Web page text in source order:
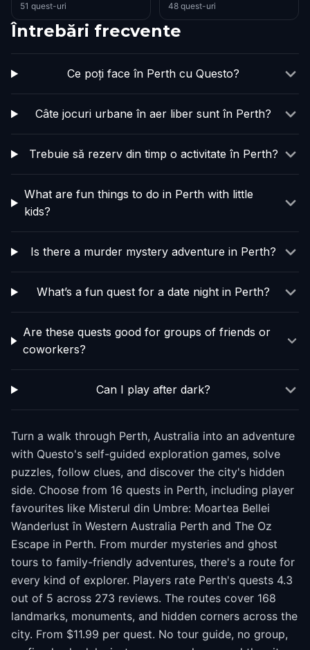
51 quest-uri 48 quest-uri
Întrebări frecvente
Ce poți face în Perth cu Questo?
Câte jocuri urbane în aer liber sunt în Perth?
Trebuie să rezerv din timp o activitate în Perth?
What are fun things to do in Perth with little
kids?
Is there a murder mystery adventure in Perth?
What’s a fun quest for a date night in Perth?
Are these quests good for groups of friends or
coworkers?
Can I play after dark?
Turn a walk through Perth, Australia into an adventure
with Questo's self-guided exploration games, solve
puzzles, follow clues, and discover the city's hidden
side. Choose from 16 quests in Perth, including player
favourites like Misterul din Umbre: Moartea Bellei
Wanderlust în Western Australia Perth and The Oz
Escape in Perth. From murder mysteries and ghost
tours to family-friendly adventures, there's a route for
every kind of explorer. Players rate Perth's quests 4.3
out of 5 across 273 reviews. The routes cover 168
landmarks, monuments, and hidden corners across the
city. From $11.99 per quest. No tour guide, no group,